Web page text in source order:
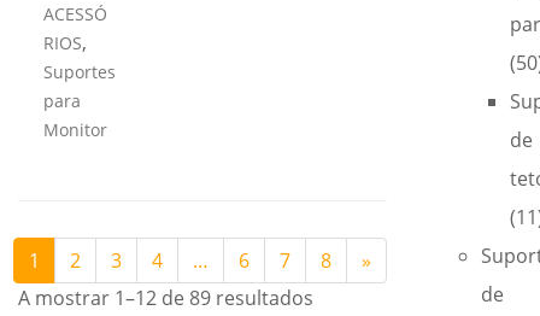
ACESSÓ
RIOS,
Suportes
para
Monitor
1 2 3 4 … 6 7 8
»
A mostrar 1–12 de 89 resultados
de
de